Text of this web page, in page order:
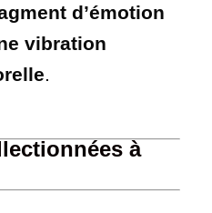
d’émotion
vibration
.
à